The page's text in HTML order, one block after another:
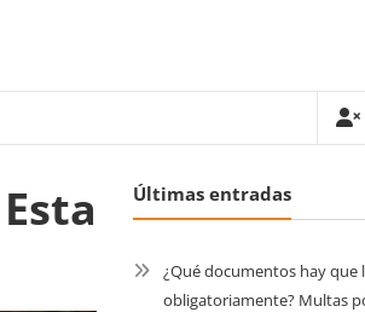
Últimas entradas
¿Qué documentos hay que
obligatoriamente? Multas